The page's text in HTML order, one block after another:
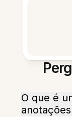
O que é